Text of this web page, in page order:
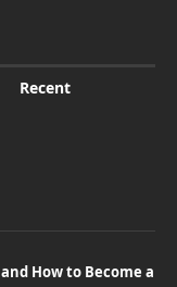
Recent
How to Become a